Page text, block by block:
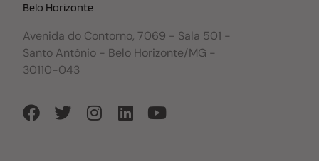
Belo Horizonte
Avenida do Contorno, 7069 - Sala 501 -
Santo Antônio - Belo Horizonte/MG -
30110-043